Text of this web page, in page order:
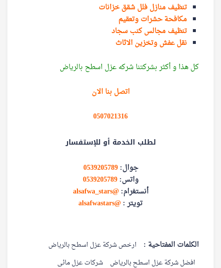
تنظيف منازل فلل شقق خزانات
مكافحة حشرات وتعقيم
تنظيف مجالس كنب سجاد
نقل عفش وتخزين الاثاث
كل هذا و أكثر بشركتنا شركه عزل اسطح بالرياض
اتصل بنا الان
0507021316
لطلب الخدمة أو للإستفسار
جوال:0539205789
واتس:0539205789
أنستغرام:@alsafwa_stars
تويتر :@alsafwastars
الكلمات المفتاحية :
ارخص شركة عزل اسطح بالرياض
افضل شركة عزل اسطح بالرياض شركات عزل مائى